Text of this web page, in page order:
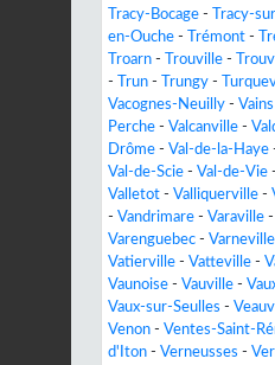
Tracy-Bocage - Tracy-
en-Ouche - Trémont -
Troarn - Trouville -
-
Trun - Trungy -
Vacognes-Neuilly - Vains
Perche - Valcanville -
Drôme - Val-de-la-Haye
Val-de-Scie - Val-de-Vie -
Valletot - Valliquerville -
- Vandrimare - Varaville -
Varenguebec -
Vatierville - Vatteville -
Vaunoise - Vauville -
Vaux-sur-Seulles -
Venon - Ventes-Saint-
d'Iton - Verneusses -